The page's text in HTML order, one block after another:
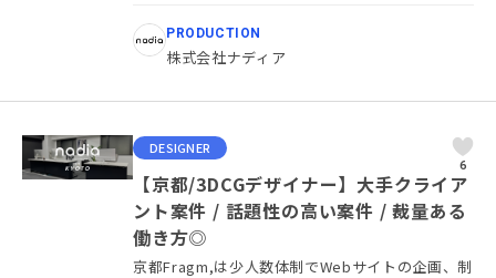
PRODUCTION
株式会社ナディア
DESIGNER
6
【京都/3DCGデザイナー】大手クライア
ント案件 / 話題性の高い案件 / 裁量ある
働き方◎
京都Fragm,は少人数体制でWebサイトの企画、制